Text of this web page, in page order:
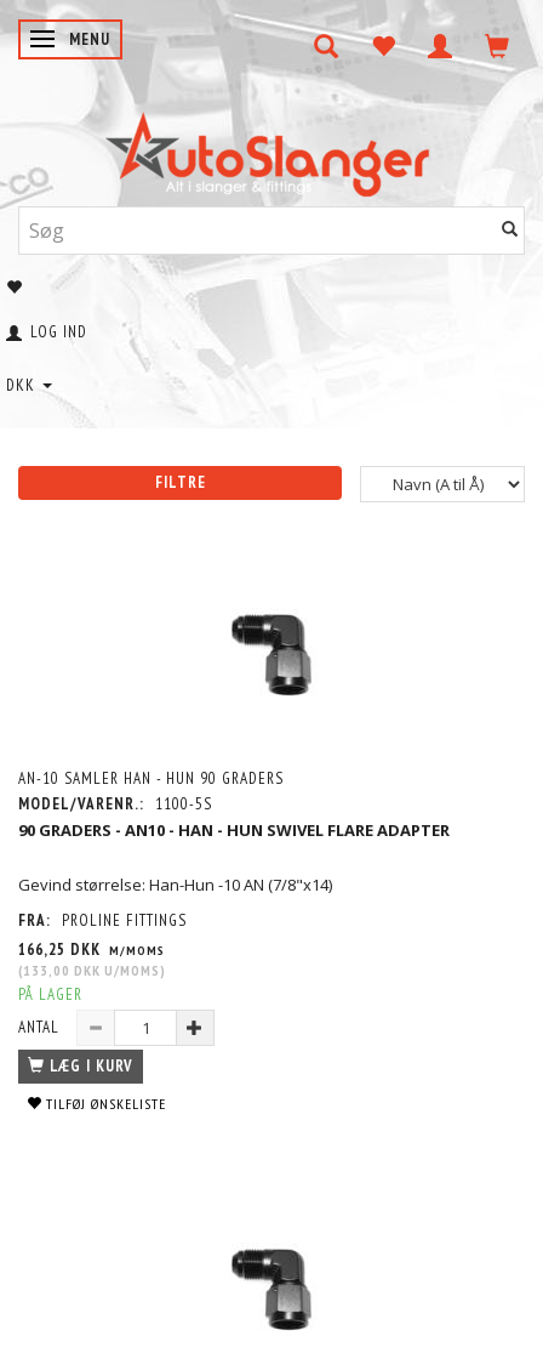
SKIFTE NAVIGATION
MENU
LOG IND
DKK
FILTRE
AN-10 SAMLER HAN - HUN 90 GRADERS
MODEL/VARENR.:
1100-5S
90 GRADERS - AN10 - HAN - HUN SWIVEL FLARE ADAPTER
Gevind størrelse: Han-Hun -10 AN (7/8"x14)
FRA:
PROLINE FITTINGS
166,25 DKK M/MOMS
(133,00 DKK U/MOMS )
PÅ LAGER
ANTAL
LÆG I KURV
TILFØJ ØNSKELISTE